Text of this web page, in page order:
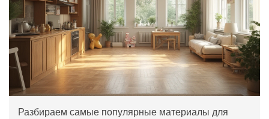
Разбираем самые популярные материалы для